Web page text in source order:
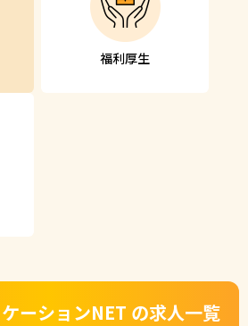
福利厚生
ーションNET の求人一覧